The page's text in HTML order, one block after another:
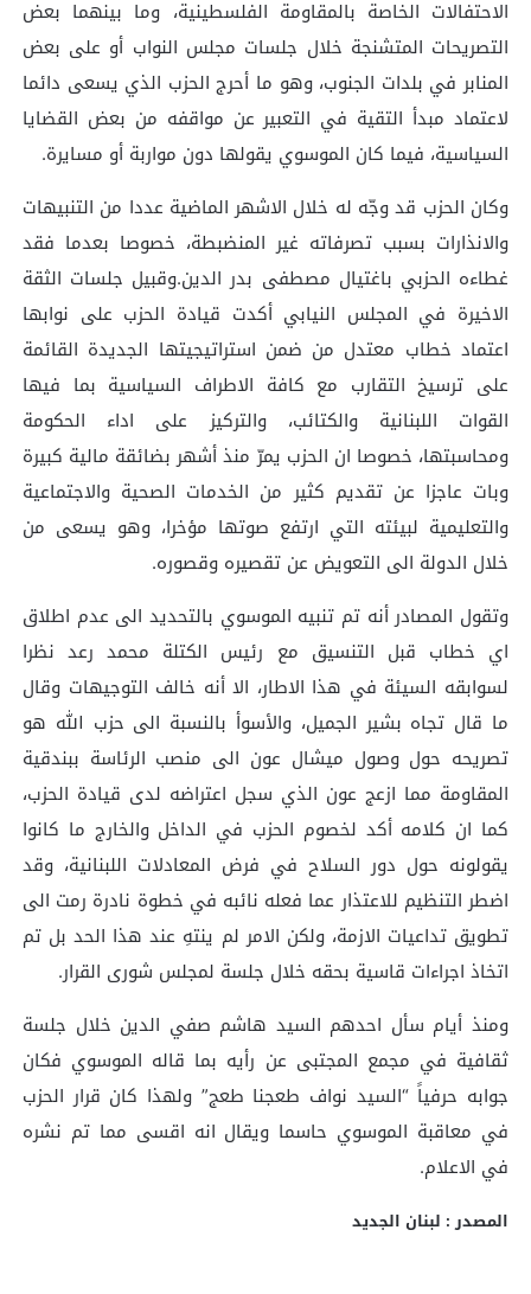
الاحتفالات الخاصة بالمقاومة الفلسطينية، وما بينهما بعض
التصريحات المتشنجة خلال جلسات مجلس النواب أو على بعض
المنابر في بلدات الجنوب، وهو ما أحرج الحزب الذي يسعى دائما
لاعتماد مبدأ التقية في التعبير عن مواقفه من بعض القضايا
السياسية، فيما كان الموسوي يقولها دون مواربة أو مسايرة.
وكان الحزب قد وجّه له خلال الاشهر الماضية عددا من التنبيهات
والانذارات بسبب تصرفاته غير المنضبطة، خصوصا بعدما فقد
غطاءه الحزبي باغتيال مصطفى بدر الدين.وقبيل جلسات الثقة
الاخيرة في المجلس النيابي أكدت قيادة الحزب على نوابها
اعتماد خطاب معتدل من ضمن استراتيجيتها الجديدة القائمة
على ترسيخ التقارب مع كافة الاطراف السياسية بما فيها
القوات اللبنانية والكتائب، والتركيز على اداء الحكومة
ومحاسبتها، خصوصا ان الحزب يمرّ منذ أشهر بضائقة مالية كبيرة
وبات عاجزا عن تقديم كثير من الخدمات الصحية والاجتماعية
والتعليمية لبيئته التي ارتفع صوتها مؤخرا، وهو يسعى من
خلال الدولة الى التعويض عن تقصيره وقصوره.
وتقول المصادر أنه تم تنبيه الموسوي بالتحديد الى عدم اطلاق
اي خطاب قبل التنسيق مع رئيس الكتلة محمد رعد نظرا
لسوابقه السيئة في هذا الاطار، الا أنه خالف التوجيهات وقال
ما قال تجاه بشير الجميل، والأسوأ بالنسبة الى حزب الله هو
تصريحه حول وصول ميشال عون الى منصب الرئاسة ببندقية
المقاومة مما ازعج عون الذي سجل اعتراضه لدى قيادة الحزب،
كما ان كلامه أكد لخصوم الحزب في الداخل والخارج ما كانوا
يقولونه حول دور السلاح في فرض المعادلات اللبنانية، وقد
اضطر التنظيم للاعتذار عما فعله نائبه في خطوة نادرة رمت الى
تطويق تداعيات الازمة، ولكن الامر لم ينتهِ عند هذا الحد بل تم
اتخاذ اجراءات قاسية بحقه خلال جلسة لمجلس شورى القرار.
ومنذ أيام سأل احدهم السيد هاشم صفي الدين خلال جلسة
ثقافية في مجمع المجتبى عن رأيه بما قاله الموسوي فكان
جوابه حرفياً “السيد نواف طعجنا طعج” ولهذا كان قرار الحزب
في معاقبة الموسوي حاسما ويقال انه اقسى مما تم نشره
في الاعلام.
المصدر : لبنان الجديد